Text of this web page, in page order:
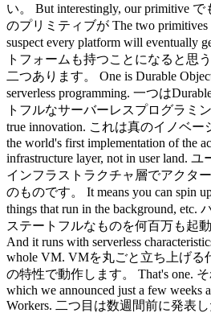
い。 But interestingly, our primitive
のプリミティブが The two primitives
suspect every platform will eventually
トフォームも持つことになると思
二つあります。 One is Durable
serverless programming. 一つは
トフルなサーバーレスプログラミ
true innovation. これは真のイノベ
the world's first implementation of the
infrastructure layer, not in user land.
インフラストラクチャ層でアクタ
のものです。 It means you can spin
things that run in the background, etc.
ステートフルなものを何百万も起
And it runs with serverless
whole VM. VMを丸ごと立ち上げる
の特性で動作します。 That's one.
which we announced just a few weeks
Workers. 二つ目は数週間前に発表し